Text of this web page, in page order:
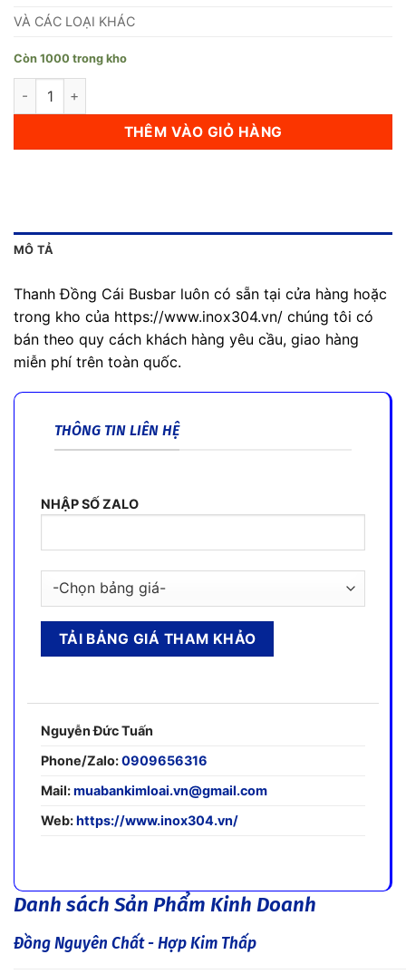
VÀ CÁC LOẠI KHÁC
Còn 1000 trong kho
Thanh Đồng Cái Busbar số lượng
THÊM VÀO GIỎ HÀNG
MÔ TẢ
Thanh Đồng Cái Busbar luôn có sẵn tại cửa hàng hoặc
trong kho của https://www.inox304.vn/ chúng tôi có
bán theo quy cách khách hàng yêu cầu, giao hàng
miễn phí trên toàn quốc.
THÔNG TIN LIÊN HỆ
NHẬP SỐ ZALO
Nguyễn Đức Tuấn
Phone/Zalo:0909656316
Mail:muabankimloai.vn@gmail.com
Web:https://www.inox304.vn/
Danh sách Sản Phẩm Kinh Doanh
Đồng Nguyên Chất - Hợp Kim Thấp